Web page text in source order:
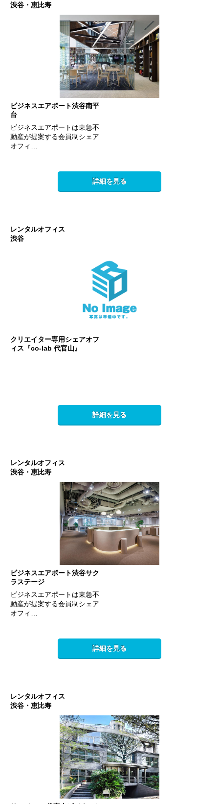
渋谷・恵比寿
ビジネスエアポート渋谷南平
台
ビジネスエアポートは東急不
動産が提案する会員制シェア
オフィ…
詳細を見る
レンタルオフィス
渋谷
クリエイター専用シェアオフ
ィス『co-lab 代官山』
詳細を見る
レンタルオフィス
渋谷・恵比寿
ビジネスエアポート渋谷サク
ラステージ
ビジネスエアポートは東急不
動産が提案する会員制シェア
オフィ…
詳細を見る
レンタルオフィス
渋谷・恵比寿